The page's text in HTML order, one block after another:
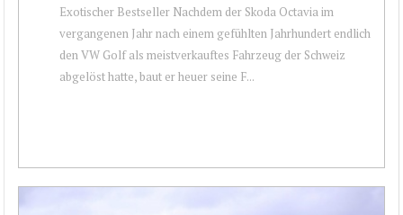
Exotischer Bestseller Nachdem der Skoda Octavia im
vergangenen Jahr nach einem gefühlten Jahrhundert endlich
den VW Golf als meistverkauftes Fahrzeug der Schweiz
abgelöst hatte, baut er heuer seine F...